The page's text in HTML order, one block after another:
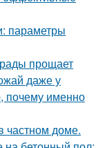
параметры
прощает
даже у
почему именно
частном доме.